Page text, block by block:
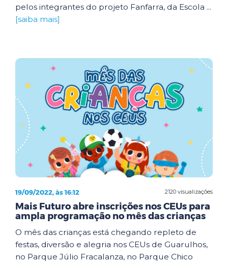
pelos integrantes do projeto Fanfarra, da Escola ...
[saiba mais]
2120 visualizações
19/09/2022, às 16:12
Mais Futuro abre inscrições nos CEUs para
ampla programação no mês das crianças
O mês das crianças está chegando repleto de
festas, diversão e alegria nos CEUs de Guarulhos,
no Parque Júlio Fracalanza, no Parque Chico